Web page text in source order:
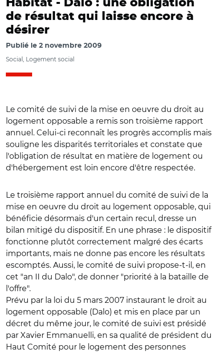
Habitat - Dalo : une obligation
de résultat qui laisse encore à
désirer
Publié le 2 novembre 2009
Social, Logement social
Le comité de suivi de la mise en oeuvre du droit au
logement opposable a remis son troisième rapport
annuel. Celui-ci reconnaît les progrès accomplis mais
souligne les disparités territoriales et constate que
l'obligation de résultat en matière de logement ou
d'hébergement est loin encore d'être respectée.
Le troisième rapport annuel du comité de suivi de la
mise en oeuvre du droit au logement opposable, qui
bénéficie désormais d'un certain recul, dresse un
bilan mitigé du dispositif. En une phrase : le dispositif
fonctionne plutôt correctement malgré des écarts
importants, mais ne donne pas encore les résultats
escomptés. Aussi, le comité de suivi propose-t-il, en
cet "an II du Dalo", de donner "priorité à la bataille de
l'offre".
Prévu par la loi du 5 mars 2007 instaurant le droit au
logement opposable (Dalo) et mis en place par un
décret du même jour, le comité de suivi est présidé
par Xavier Emmanuelli, en sa qualité de président du
Haut Comité pour le logement des personnes